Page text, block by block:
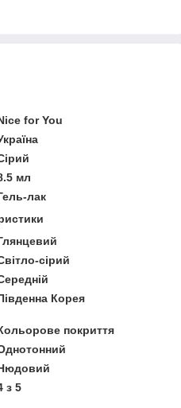
for You
мл
лак
сірий
Корея
покриття
з 5